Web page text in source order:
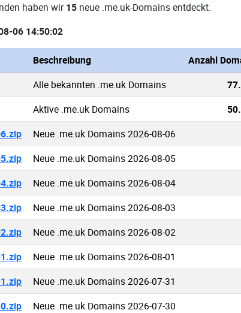
haben wir 15 neue .me.uk-Domains entdeckt.
06 14:50:02
Beschreibung Anzahl
Alle bekannten .me.uk Domains
Aktive .me.uk Domains
Neue .me.uk Domains 2026-08-06
Neue .me.uk Domains 2026-08-05
Neue .me.uk Domains 2026-08-04
Neue .me.uk Domains 2026-08-03
Neue .me.uk Domains 2026-08-02
Neue .me.uk Domains 2026-08-01
Neue .me.uk Domains 2026-07-31
Neue .me.uk Domains 2026-07-30